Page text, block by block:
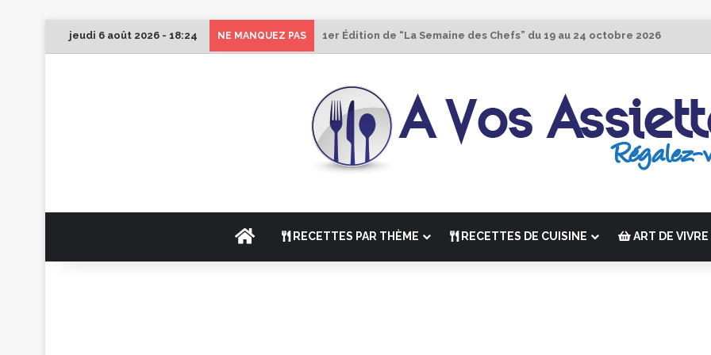
jeudi 6 août 2026 - 18:24 NE MANQUEZ PAS 1er Édition de “La Semaine des Chefs” du 19 au 24 octobre 2026
ACCUEILRECETTES PAR THÈME RECETTES DE CUISINE ART DE VIVRE